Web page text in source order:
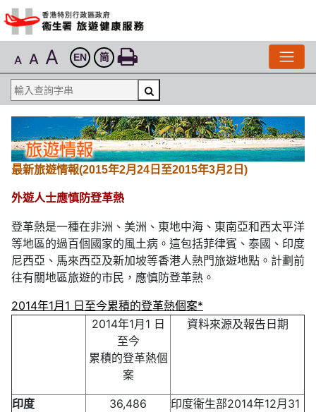
A A A EN 简
最新旅遊情報(2015年2月24日至2015年3月2日)
外遊人士應慎防登革熱
登革熱是一種在非洲、美洲、東地中海、東南亞和西太平洋
等地區的過百個國家的風土病。這包括菲律賓、泰國、印度
尼西亞、馬來西亞及新加坡等香港人熱門旅遊地點。計劃前
往有關地區旅遊的市民，應慎防登革熱。
2014年1月1 日至今累積的登革熱個案*
2014年1月1 日
至今
累積的登革熱個
案
資料來源及報告日期
印度 36,486
印度衞生部2014年12月31